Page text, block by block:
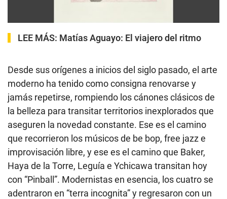
LEE MÁS: Matías Aguayo: El viajero del ritmo
Desde sus orígenes a inicios del siglo pasado, el arte
moderno ha tenido como consigna renovarse y
jamás repetirse, rompiendo los cánones clásicos de
la belleza para transitar territorios inexplorados que
aseguren la novedad constante. Ese es el camino
que recorrieron los músicos de be bop, free jazz e
improvisación libre, y ese es el camino que Baker,
Haya de la Torre, Leguía e Ychicawa transitan hoy
con “Pinball”. Modernistas en esencia, los cuatro se
adentraron en “terra incognita” y regresaron con un